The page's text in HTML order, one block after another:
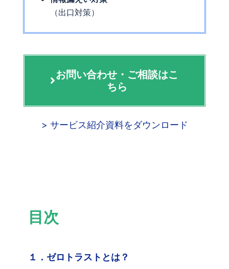
（出口対策）
お問い合わせ・ご相談はこ
ちら
> サービス紹介資料をダウンロード
目次
１．ゼロトラストとは？